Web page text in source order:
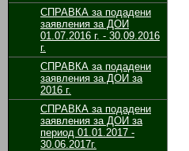
СПРАВКА за подадени
заявления за ДОИ
01.07.2016 г. - 30.09.2016
г.
СПРАВКА за подадени
заявления за ДОИ за
2016 г.
СПРАВКА за подадени
заявления за ДОИ за
период 01.01.2017 -
30.06.2017г.